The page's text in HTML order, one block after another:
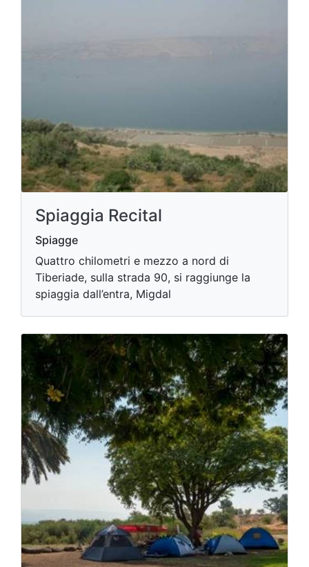
Spiaggia Recital
Spiagge
Quattro chilometri e mezzo a nord di
Tiberiade, sulla strada 90, si raggiunge la
spiaggia dall’entra, Migdal